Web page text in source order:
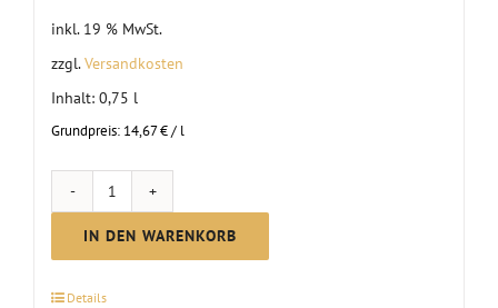
inkl. 19 % MwSt.
zzgl.Versandkosten
Inhalt: 0,75 l
Grundpreis: 14,67€/ l
ZEHRO
-
alkoholfreier
IN DEN WARENKORB
Details